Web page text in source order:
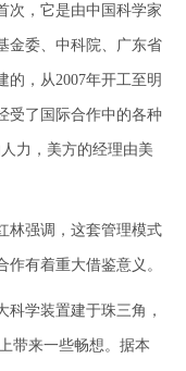
次，它是由中国科学家
金委、中科院、广东省
的，从2007年开工至明
受了国际合作中的各种
力，美方的经理由美
强调，这套管理模式
有着重大借鉴意义。
学装置建于珠三角，
带来一些畅想。据本